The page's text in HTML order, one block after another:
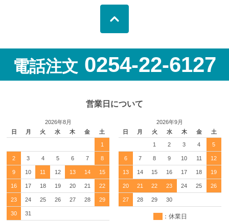
電話注文 0254-22-6127
営業日について
2026年8月
日
月 火 水 木 金 土
1
2 3 4 5 6 7 8
9 10 11 12 13 14 15
16 17 18 19 20 21 22
23 24 25 26 27 28 29
30 31
2026年9月
日
月 火 水 木 金 土
1 2 3 4 5
6 7 8 9 10 11 12
13 14 15 16 17 18 19
20 21 22 23 24 25 26
27 28 29 30
：休業日